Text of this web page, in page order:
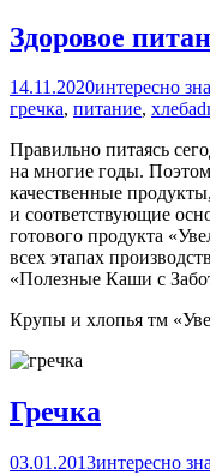
Здоровое
14.11.2020интересно
гречка, питание, хлеб
Правильно питаясь
на многие годы.
качественные
и соответствующие
готового продукта
всех этапах
«Полезные Каши с
Крупы и хлопья тм
Гречка
03.01.2013интересно